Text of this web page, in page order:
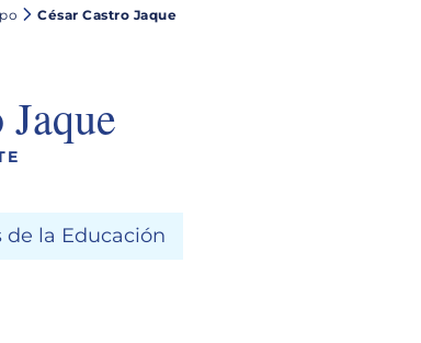
César Castro Jaque
de la Educación